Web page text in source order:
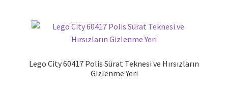
Lego City 60417 Polis Sürat Teknesi ve Hırsızların
Gizlenme Yeri